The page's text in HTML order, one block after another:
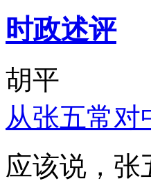
时政述评
胡平
从张五常
应该说，张